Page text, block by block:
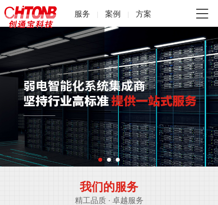
服务 案例 方案
我们的服务
精工品质 · 卓越服务